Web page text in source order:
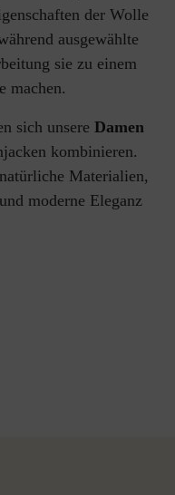
der Wolle
ausgewählte
sie zu einem
machen.
sich unsere Damen
kombinieren.
Materialien,
moderne Eleganz